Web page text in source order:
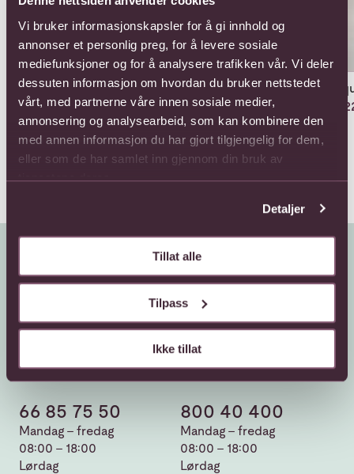
Vi bruker informasjonskapsler for å gi innhold og
annonser et personlig preg, for å levere sosiale
mediefunksjoner og for å analysere trafikken vår. Vi deler
dessuten informasjon om hvordan du bruker nettstedet
vårt, med partnerne våre innen sosiale medier,
annonsering og analysearbeid, som kan kombinere den
med annen informasjon du har gjort tilgjengelig for dem,
eller som de har samlet inn gjennom din bruk av
tjenestene deres.
Detaljer
Tillat alle
Tilpass
Ikke tillat
12 roses long stemmed
979,-
12 roses medium
stemmed
924,-
Kundeservice
66 85 75 50
Mandag - fredag
08:00 - 18:00
Lørdag
Sende blomster
800 40 400
Mandag - fredag
08:00 - 18:00
Lørdag